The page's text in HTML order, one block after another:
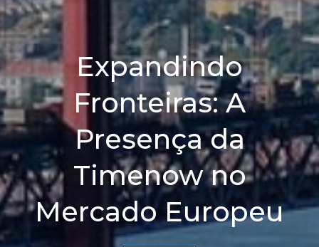
Expandindo
Fronteiras: A
Presença da
Timenow no
Mercado Europeu